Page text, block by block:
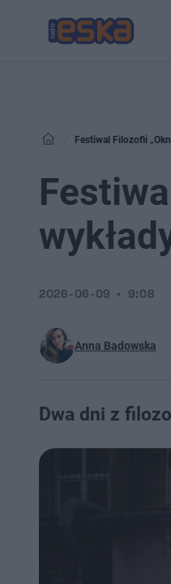
Festiwal Filozofii
Anna Badowska
2026-06-09 9:08
Dwa dni z